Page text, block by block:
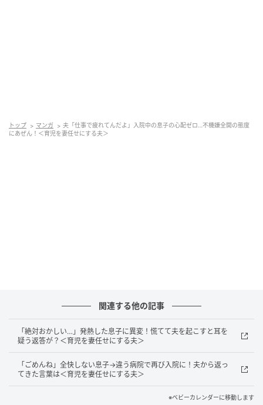
トップ マンガ
夫「仕事で疲れてんだよ」入院中の息子の心配ゼロ…不機嫌全開の態度
にあぜん！＜育児を妻任せにする夫＞
関連する他の記事
「絶対おかしい…」発熱した息子に異変！慌てて夫を起こすと耳を
疑う返答が？＜育児を妻任せにする夫＞
「ごめんね」全快しない息子→違う病院で再び入院に！夫から返っ
てきた言葉は＜育児を妻任せにする夫＞
※ベビーカレンダーに移動します